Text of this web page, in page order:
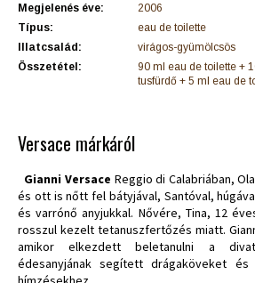
Megjelenés éve:
2006
Típus:
eau de toilette
Illatcsalád:
virágos-gyümölcsös
Összetétel:
90 ml eau de toilette +
tusfürdő + 5 ml eau de
Versace márkáról
Gianni Versace Reggio di Calabriában,
és ott is nőtt fel bátyjával, Santóval,
és varrónő anyjukkal. Nővére, Tina, 12
rosszul kezelt tetanuszfertőzés miatt.
amikor elkezdett beletanulni a
édesanyjának segített drágaköveket és